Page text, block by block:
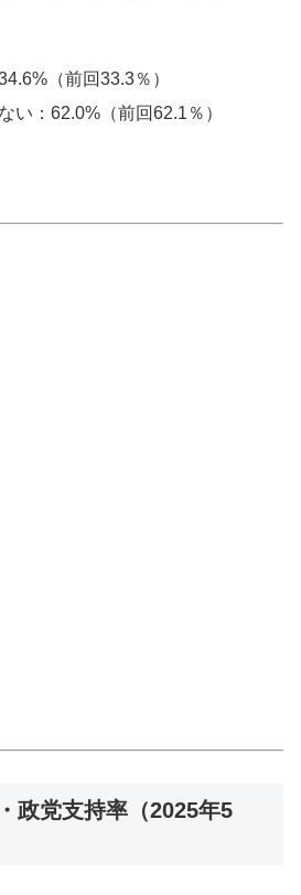
（前回33.3％）
い：62.0%（前回62.1％）
政党支持率（2025年5